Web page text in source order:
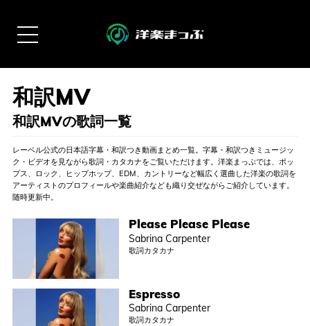
和訳MVの歌詞一覧
レーベル公式の日本語字幕・和訳つき動画まとめ一覧。字幕・和訳つきミュージッ
ク・ビデオを見ながら歌詞・カタカナをご覧いただけます。洋楽まっぷでは、ポッ
プス、ロック、ヒップホップ、EDM、カントリーなど幅広く選曲した洋楽の歌詞を
アーティストのプロフィールや楽曲紹介なども織り交ぜながらご紹介しています。
随時更新中。
Please Please Please
Sabrina Carpenter
歌詞カタカナ
Espresso
Sabrina Carpenter
歌詞カタカナ